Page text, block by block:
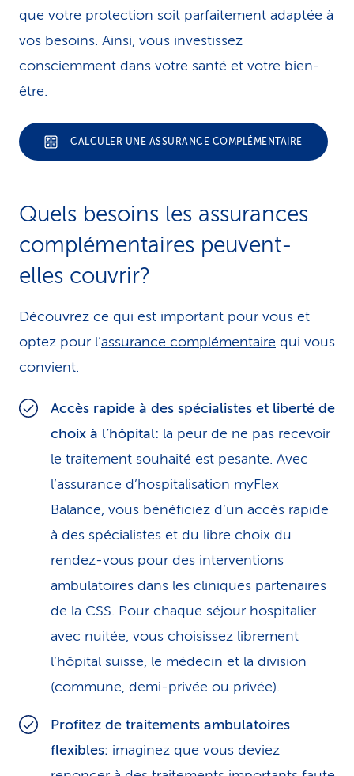
que votre protection soit parfaitement adaptée à
vos besoins. Ainsi, vous investissez
consciemment dans votre santé et votre bien-
être.
CALCULER UNE ASSURANCE COMPLÉMENTAIRE
Quels besoins les assurances
complémentaires peuvent-
elles couvrir?
Découvrez ce qui est important pour vous et
optez pour l’assurance complémentaire qui vous
convient.
Accès rapide à des spécialistes et liberté de
choix à l’hôpital: la peur de ne pas recevoir
le traitement souhaité est pesante. Avec
l’assurance d’hospitalisation myFlex
Balance, vous bénéficiez d’un accès rapide
à des spécialistes et du libre choix du
rendez-vous pour des interventions
ambulatoires dans les cliniques partenaires
de la CSS. Pour chaque séjour hospitalier
avec nuitée, vous choisissez librement
l’hôpital suisse, le médecin et la division
(commune, demi-privée ou privée).
Profitez de traitements ambulatoires
flexibles: imaginez que vous deviez